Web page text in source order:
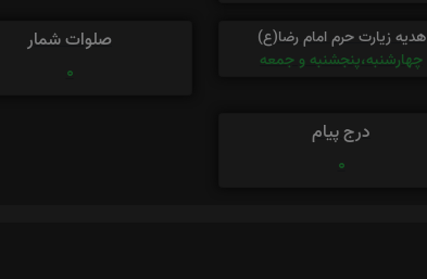
هدیه زیارت حرم امام رضا(ع)
چهارشنبه،پنجشنبه و جمعه
صلوات شمار
0
درج پیام
0